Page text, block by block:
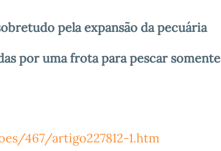
pela expansão da pecuária
por uma frota para pescar somente
467/artigo227812-1.htm